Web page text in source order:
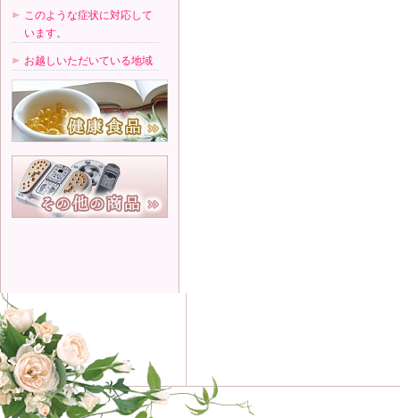
このような症状に対応して
います。
お越しいただいている地域